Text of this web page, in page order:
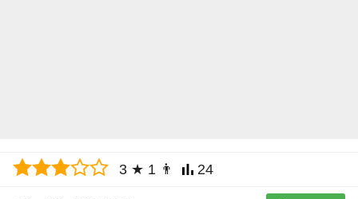
3 ★ 1 👨 24